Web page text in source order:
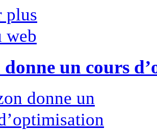
plus
web
un cours